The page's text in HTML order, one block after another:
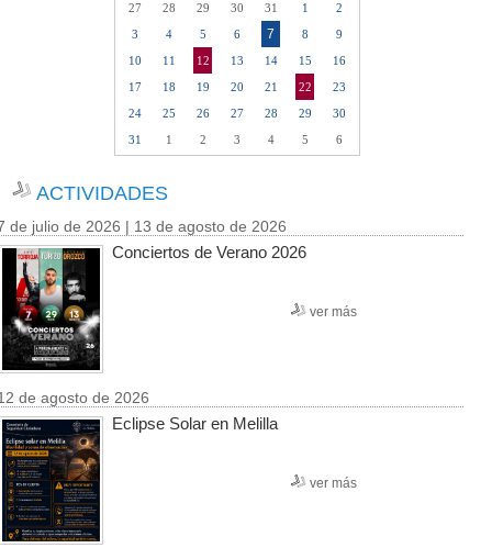
27 28 29 30 31 1
2
3
4 5 6 7 8
9
10
11 12 13 14 15
16
17
18 19 20 21 22
23
24
25 26 27 28 29
30
31
1 2 3 4 5 6
ACTIVIDADES
de julio de 2026 | 13 de agosto de 2026
Conciertos de Verano 2026
ver más
de agosto de 2026
Eclipse Solar en Melilla
ver más